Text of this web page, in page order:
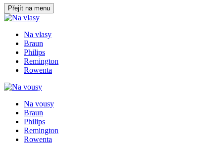
Přejít na menu
Na vlasy
Braun
Philips
Remington
Rowenta
Na vousy
Braun
Philips
Remington
Rowenta